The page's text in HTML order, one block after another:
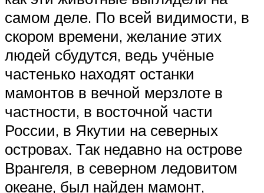
самом деле. По всей видимости, в
скором времени, желание этих
людей сбудутся, ведь учёные
частенько находят останки
мамонтов в вечной мерзлоте в
частности, в восточной части
России, в Якутии на северных
островах. Так недавно на острове
Врангеля, в северном ледовитом
океане, был найден мамонт,